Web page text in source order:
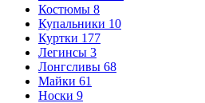
Костюмы 8
Купальники 10
Куртки 177
Легинсы 3
Лонгсливы 68
Майки 61
Носки 9